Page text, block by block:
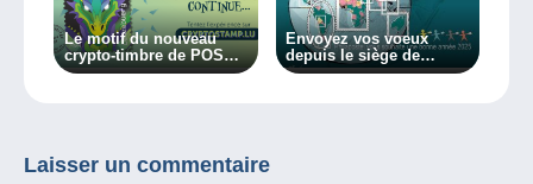
Le motif du nouveau
crypto-timbre de POST
se dévoile
Envoyez vos voeux
depuis le siège de
l’Union Postale
Laisser un commentaire